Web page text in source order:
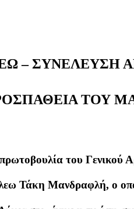
– ΣΥΝΕΛΕΥΣΗ
ΤΟΥ
του Γενικού
Τάκη Μανδραφλή, ο